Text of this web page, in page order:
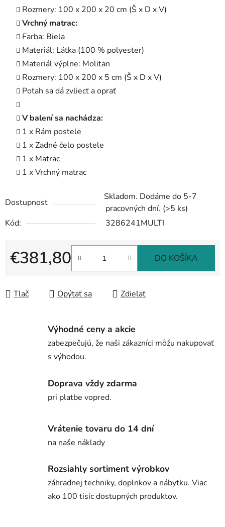
Rozmery: 100 x 200 x 20 cm (Š x D x V)
Vrchný matrac:
Farba: Biela
Materiál: Látka (100 % polyester)
Materiál výplne: Molitan
Rozmery: 100 x 200 x 5 cm (Š x D x V)
Poťah sa dá zvliecť a oprať
V balení sa nachádza:
1 x Rám postele
1 x Zadné čelo postele
1 x Matrac
1 x Vrchný matrac
Dostupnosť
Skladom. Dodáme do 5-7
pracovných dní. (>5 ks)
Kód:
3286241MULTI
€381,80 DO KOŠÍKA
Tlač Opýtať sa Zdieľať
Výhodné ceny a akcie
zabezpečujú, že naši zákazníci môžu nakupovať
s výhodou.
Doprava vždy zdarma
pri platbe vopred.
Vrátenie tovaru do 14 dní
na naše náklady
Rozsiahly sortiment výrobkov
záhradnej techniky, doplnkov a nábytku. Viac
ako 100 tisíc dostupných produktov.